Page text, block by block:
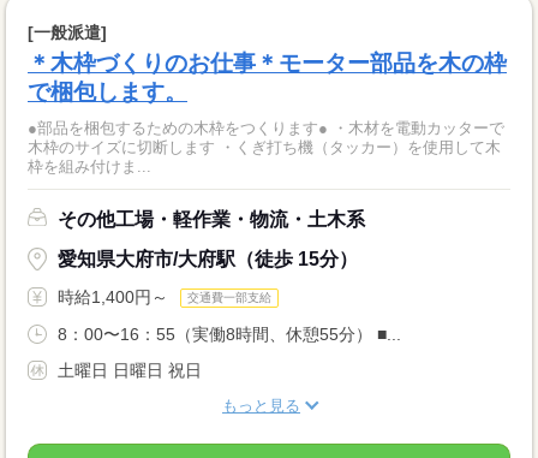
[一般派遣]
＊木枠づくりのお仕事＊モーター部品を木の枠
で梱包します。
●部品を梱包するための木枠をつくります● ・木材を電動カッターで
木枠のサイズに切断します ・くぎ打ち機（タッカー）を使用して木
枠を組み付けま...
その他工場・軽作業・物流・土木系
愛知県大府市/大府駅（徒歩 15分）
時給1,400円～ 交通費一部支給
8：00〜16：55（実働8時間、休憩55分） ■...
土曜日 日曜日 祝日
もっと見る